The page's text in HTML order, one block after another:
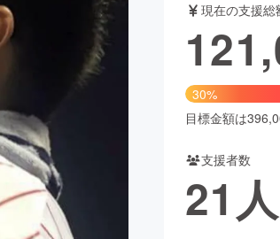
舞台・パフォーマンス
ビューティー・ヘルスケア
現在の支援総
30%
目標金額は
支援者数
21 人